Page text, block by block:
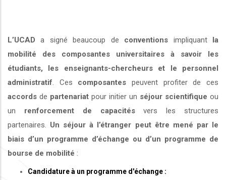
L’UCAD a signé beaucoup de conventions impliquant la
mobilité des composantes universitaires à savoir les
étudiants, les enseignants-chercheurs et le personnel
administratif . Ces composantes peuvent profiter de ces
accords de partenariat pour initier un séjour scientifique ou
un renforcement de capacitésvers les structures
partenaires. Un séjour à l’étranger peut être mené par le
biais d’un programme d’échange ou d’un programme de
bourse de mobilité :
Candidature à un programme d'échange :